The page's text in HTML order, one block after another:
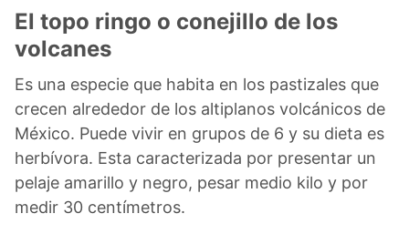
El topo ringo o conejillo de los
volcanes
Es una especie que habita en los pastizales que
crecen alrededor de los altiplanos volcánicos de
México. Puede vivir en grupos de 6 y su dieta es
herbívora. Esta caracterizada por presentar un
pelaje amarillo y negro, pesar medio kilo y por
medir 30 centímetros.